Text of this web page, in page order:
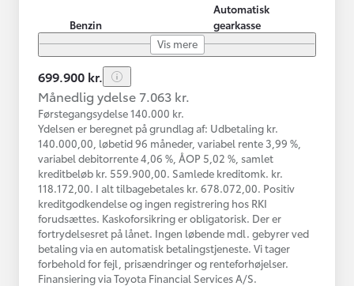
Benzin
Automatisk
gearkasse
Vis mere
699.900 kr.
Månedlig ydelse 7.063 kr.
Førstegangsydelse 140.000 kr.
Ydelsen er beregnet på grundlag af: Udbetaling kr.
140.000,00, løbetid 96 måneder, variabel rente 3,99 %,
variabel debitorrente 4,06 %, ÅOP 5,02 %, samlet
kreditbeløb kr. 559.900,00. Samlede kreditomk. kr.
118.172,00. I alt tilbagebetales kr. 678.072,00. Positiv
kreditgodkendelse og ingen registrering hos RKI
forudsættes. Kaskoforsikring er obligatorisk. Der er
fortrydelsesret på lånet. Ingen løbende mdl. gebyrer ved
betaling via en automatisk betalingstjeneste. Vi tager
forbehold for fejl, prisændringer og renteforhøjelser.
Finansiering via Toyota Financial Services A/S.